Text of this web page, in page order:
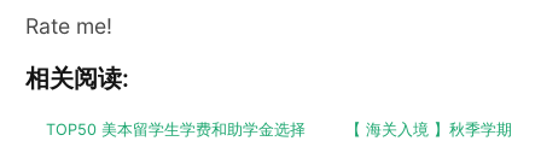
Rate me!
相关阅读:
TOP50 美本留学生学费和助学金选择
【 海关入境 】秋季学期